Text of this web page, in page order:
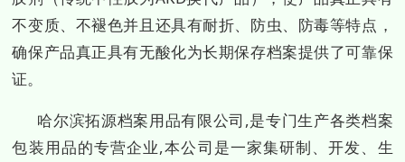
不变质、不褪色并且还具有耐折、防虫、防毒等特点，
确保产品真正具有无酸化为长期保存档案提供了可靠保
证。
哈尔滨拓源档案用品有限公司,是专门生产各类档案
包装用品的专营企业,本公司是一家集研制、开发、生